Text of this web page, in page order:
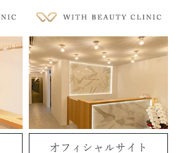
オフィシャルサイト